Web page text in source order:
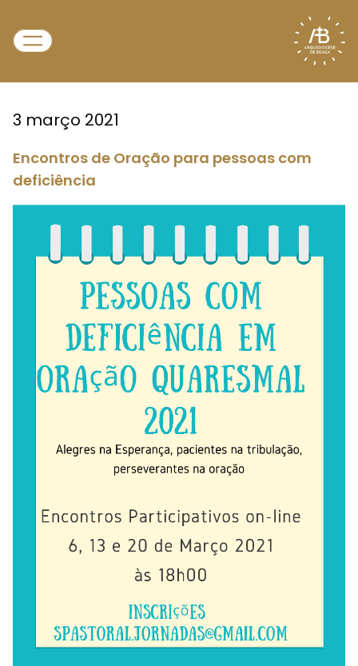
3 março 2021
Encontros de Oração para pessoas com
deficiência